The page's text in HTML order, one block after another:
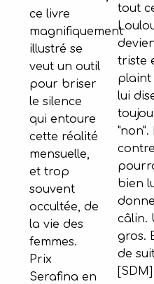
ce livre
magnifiquement
illustré se
veut un outil
pour briser
le silence
qui entoure
cette réalité
mensuelle,
et trop
souvent
occultée, de
la vie des
femmes.
Prix
Serafina en
tout
triste
plaint
lui
"non".
bien
câlin.
gros.
de
[SDM]